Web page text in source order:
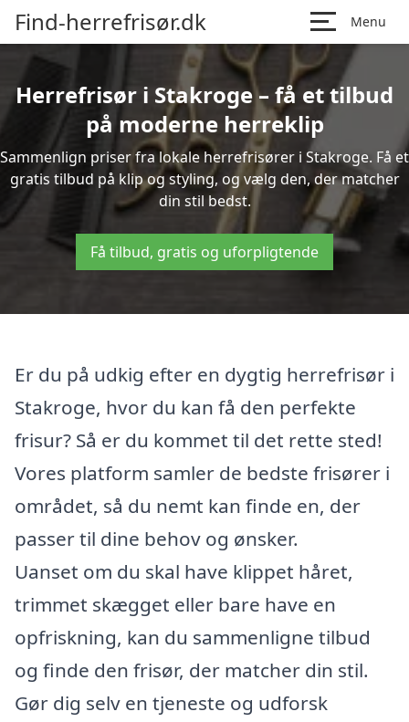
Find-herrefrisør.dk Menu
Herrefrisør i Stakroge – få et tilbud
på moderne herreklip
Sammenlign priser fra lokale herrefrisører i Stakroge. Få et
gratis tilbud på klip og styling, og vælg den, der matcher
din stil bedst.
Få tilbud, gratis og uforpligtende
Er du på udkig efter en dygtig herrefrisør i
Stakroge, hvor du kan få den perfekte
frisur? Så er du kommet til det rette sted!
Vores platform samler de bedste frisører i
området, så du nemt kan finde en, der
passer til dine behov og ønsker.
Uanset om du skal have klippet håret,
trimmet skægget eller bare have en
opfriskning, kan du sammenligne tilbud
og finde den frisør, der matcher din stil.
Gør dig selv en tjeneste og udforsk